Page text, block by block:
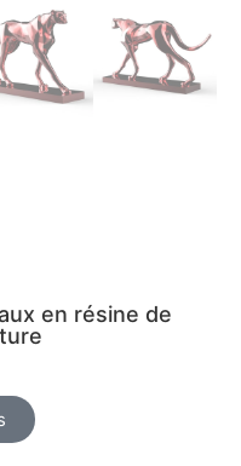
en résine de